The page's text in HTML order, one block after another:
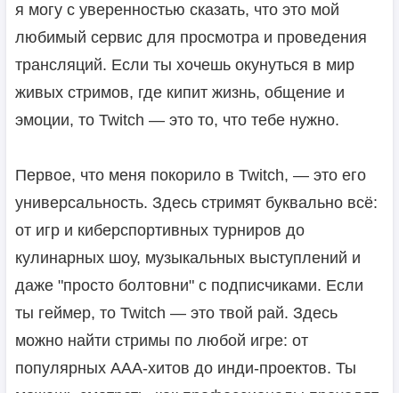
я могу с уверенностью сказать, что это мой
любимый сервис для просмотра и проведения
трансляций. Если ты хочешь окунуться в мир
живых стримов, где кипит жизнь, общение и
эмоции, то Twitch — это то, что тебе нужно.
Первое, что меня покорило в Twitch, — это его
универсальность. Здесь стримят буквально всё:
от игр и киберспортивных турниров до
кулинарных шоу, музыкальных выступлений и
даже "просто болтовни" с подписчиками. Если
ты геймер, то Twitch — это твой рай. Здесь
можно найти стримы по любой игре: от
популярных AAA-хитов до инди-проектов. Ты